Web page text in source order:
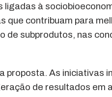
à
que contribuam para
de subprodutos, nas
proposta. As iniciativas
de resultados em